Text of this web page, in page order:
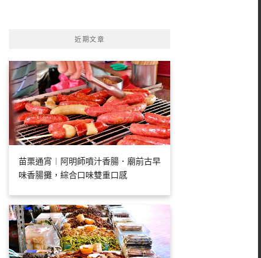
近期文章
苗栗通宵︱阿明師噴汁香腸．廟前古早
味香腸攤，綜合口味雙重口感